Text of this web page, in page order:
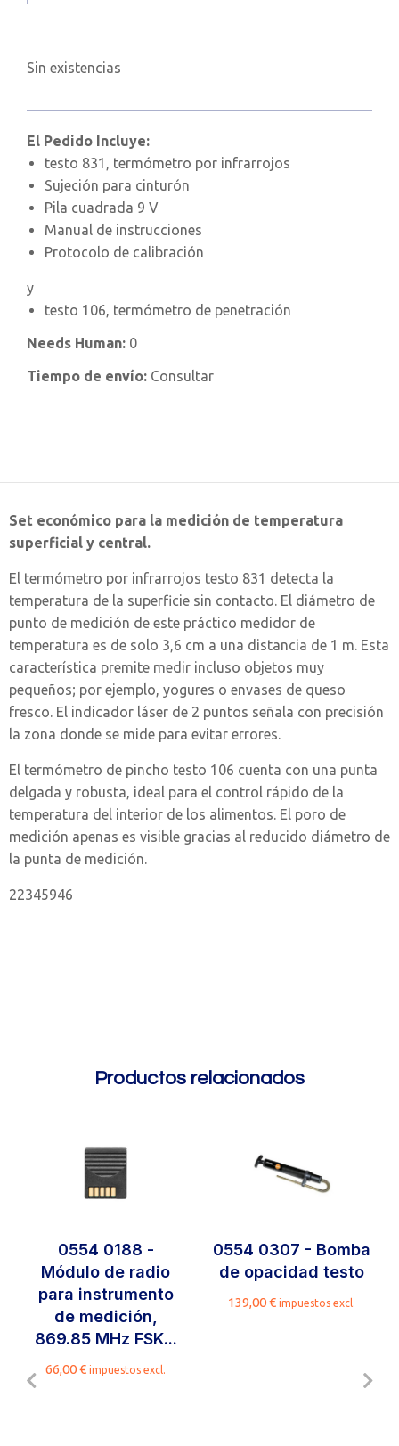
Sin existencias
El Pedido Incluye:
testo 831, termómetro por infrarrojos
Sujeción para cinturón
Pila cuadrada 9 V
Manual de instrucciones
Protocolo de calibración
y
testo 106, termómetro de penetración
Needs Human: 0
Tiempo de envío: Consultar
Set económico para la medición de temperatura
superficial y central.
El termómetro por infrarrojos testo 831 detecta la
temperatura de la superficie sin contacto. El diámetro de
punto de medición de este práctico medidor de
temperatura es de solo 3,6 cm a una distancia de 1 m. Esta
característica premite medir incluso objetos muy
pequeños; por ejemplo, yogures o envases de queso
fresco. El indicador láser de 2 puntos señala con precisión
la zona donde se mide para evitar errores.
El termómetro de pincho testo 106 cuenta con una punta
delgada y robusta, ideal para el control rápido de la
temperatura del interior de los alimentos. El poro de
medición apenas es visible gracias al reducido diámetro de
la punta de medición.
22345946
Productos relacionados
0554 0188 -
Módulo de radio
para instrumento
de medición,
869.85 MHz FSK...
66,00€ impuestos excl.
0554 0307 - Bomba
de opacidad testo
139,00€ impuestos excl.